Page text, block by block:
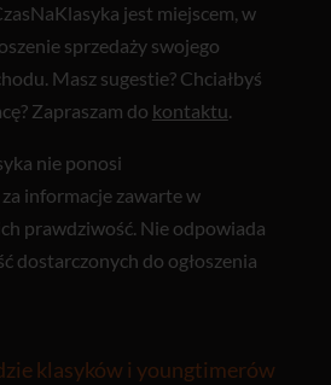
jest miejscem, w
sprzedaży swojego
Masz sugestie? Chciałbyś
Zapraszam do kontaktu.
nie ponosi
informacje zawarte w
prawdziwość. Nie odpowiada
dostarczonych do ogłoszenia
klasyków i youngtimerów